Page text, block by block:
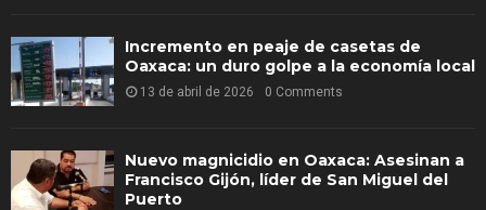
Incremento en peaje de casetas de
Oaxaca: un duro golpe a la economía local
13 de abril de 2026 0 Comments
Nuevo magnicidio en Oaxaca: Asesinan a
Francisco Gijón, líder de San Miguel del
Puerto